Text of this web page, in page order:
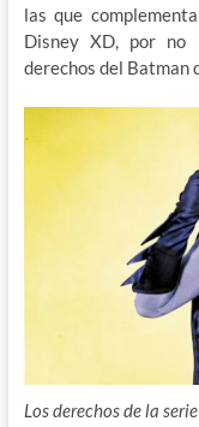
las que
Disney XD, por no
derechos del Batman
Los derechos de la